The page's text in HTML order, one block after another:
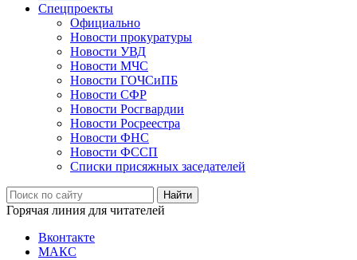
Спецпроекты
Официально
Новости прокуратуры
Новости УВД
Новости МЧС
Новости ГОЧСиПБ
Новости СФР
Новости Росгвардии
Новости Росреестра
Новости ФНС
Новости ФССП
Списки присяжных заседателей
Горячая линия для читателей
Вконтакте
МАКС